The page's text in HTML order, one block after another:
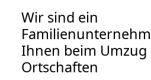
Wir sind ein
Ihnen beim Umzug
Ortschaften